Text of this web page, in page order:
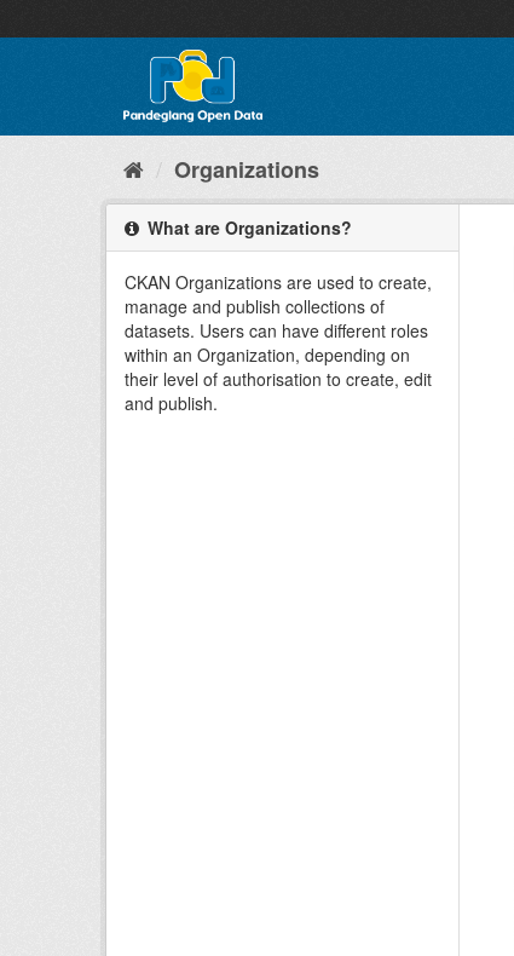
to
Organizations
What are Organizations?
CKAN Organizations are used to create,
manage and publish collections of
datasets. Users can have different roles
within an Organization, depending on
their level of authorisation to create, edit
and publish.